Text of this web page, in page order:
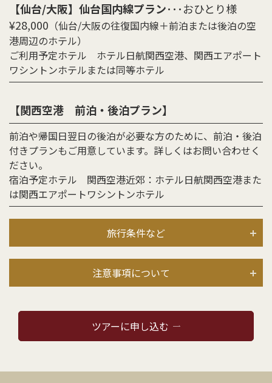
【仙台/大阪】仙台国内線プラン･･･おひとり様
¥28,000 （仙台/大阪の往復国内線＋前泊または後泊の空
港周辺のホテル）
ご利用予定ホテル ホテル日航関西空港、関西エアポート
ワシントンホテルまたは同等ホテル
【関西空港 前泊・後泊プラン】
前泊や帰国日翌日の後泊が必要な方のために、前泊・後泊
付きプランもご用意しています。詳しくはお問い合わせく
ださい。
宿泊予定ホテル 関西空港近郊：ホテル日航関西空港また
は関西エアポートワシントンホテル
旅行条件など
注意事項について
ツアーに申し込む